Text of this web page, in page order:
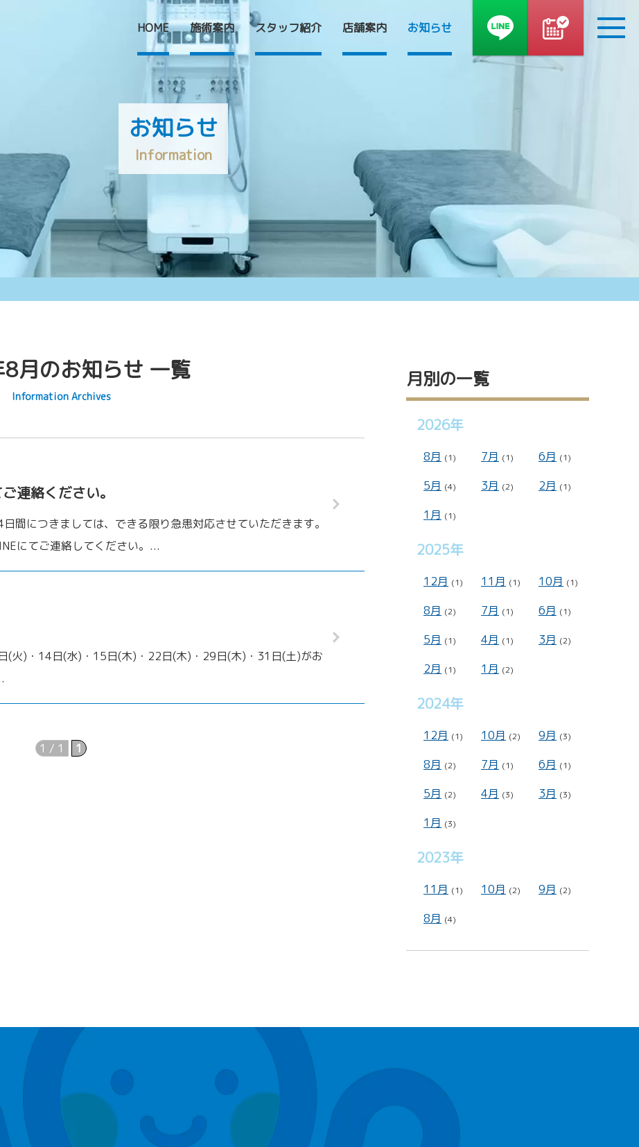
HOME 施術案内 スタッフ紹介 店舗案内 お知らせ
090-8810-4976
木・祝日を除く9～19時 / 土日9～12時
HOME
お知らせ
お知らせ
Information
月のお知らせ 一覧
Information Archives
連絡ください。
間につきましては、できる限り急患対応させていただきます。
にてご連絡してください。...
(火)・14日(水)・15日(木)・22日(木)・29日(木)・31日(土)がお
1 / 1 1
月別の一覧
2026年
8月 (1) 7月 (1) 6月 (1)
5月 (4) 3月 (2) 2月 (1)
1月 (1)
2025年
12月 (1) 11月 (1) 10月 (1)
8月 (2) 7月 (1) 6月 (1)
5月 (1) 4月 (1) 3月 (2)
2月 (1) 1月 (2)
2024年
12月 (1) 10月 (2) 9月 (3)
8月 (2) 7月 (1) 6月 (1)
5月 (2) 4月 (3) 3月 (3)
1月 (3)
2023年
11月 (1) 10月 (2) 9月 (2)
8月 (4)